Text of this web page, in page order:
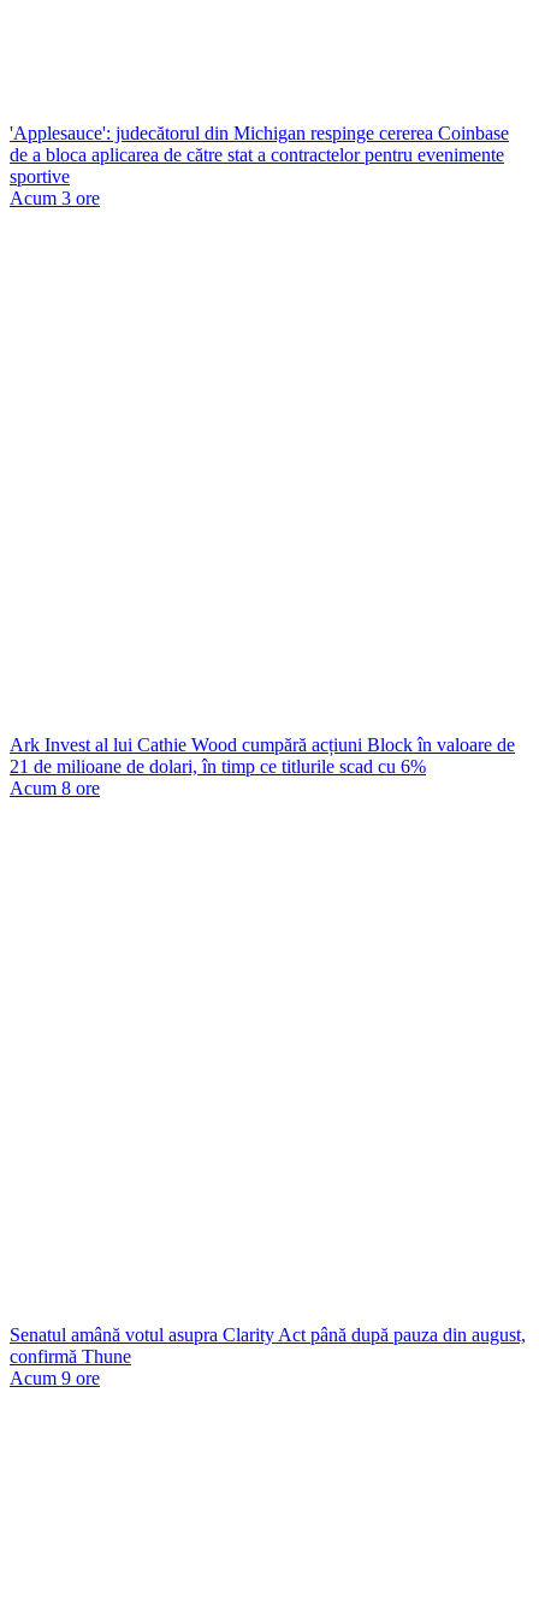
'Applesauce': judecătorul din Michigan respinge cererea Coinbase
de a bloca aplicarea de către stat a contractelor pentru evenimente
sportive
Acum 3 ore
Ark Invest al lui Cathie Wood cumpără acțiuni Block în valoare de
21 de milioane de dolari, în timp ce titlurile scad cu 6%
Acum 8 ore
Senatul amână votul asupra Clarity Act până după pauza din august,
confirmă Thune
Acum 9 ore